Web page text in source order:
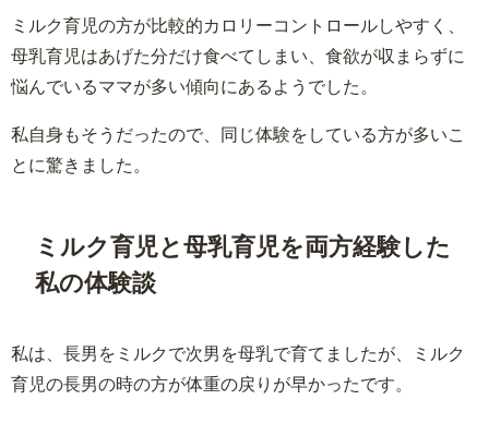
ミルク育児の方が比較的カロリーコントロールしやすく、
母乳育児はあげた分だけ食べてしまい、食欲が収まらずに
悩んでいるママが多い傾向にあるようでした。
私自身もそうだったので、同じ体験をしている方が多いこ
とに驚きました。
ミルク育児と母乳育児を両方経験した
私の体験談
私は、長男をミルクで次男を母乳で育てましたが、ミルク
育児の長男の時の方が体重の戻りが早かったです。